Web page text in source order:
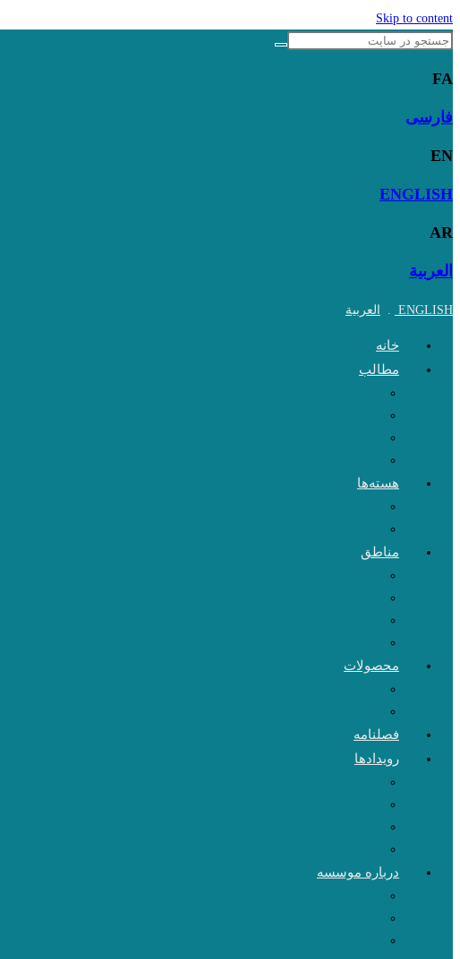
Skip to content
FA
فارسی
EN
ENGLISH
AR
العربية
ENGLISH
. العربية
خانه
مطالب
هسته‌ها
مناطق
محصولات
فصلنامه
رویدادها
درباره موسسه